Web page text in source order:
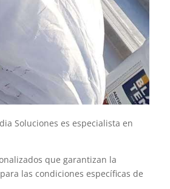
Soluciones es especialista en
que garantizan la
las condiciones específicas de